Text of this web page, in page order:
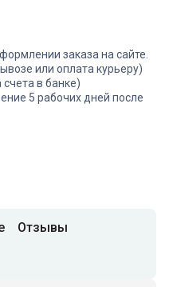
заказа на сайте.
или оплата курьеру)
счета в банке)
5 рабочих дней после
Отзывы